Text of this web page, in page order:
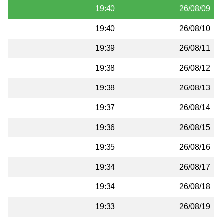
26/08/09
19:40
26/08/10
19:40
26/08/11
19:39
26/08/12
19:38
26/08/13
19:38
26/08/14
19:37
26/08/15
19:36
26/08/16
19:35
26/08/17
19:34
26/08/18
19:34
26/08/19
19:33